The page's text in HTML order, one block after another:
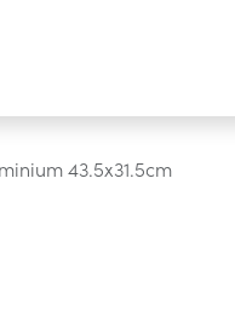
43.5x31.5cm